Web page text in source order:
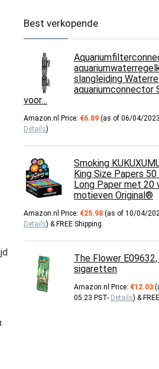
.
Best verkopende
slangleiding
aquariumconnector
voor…
Amazon.nl Price: €6.89 (as of 06/04/
Details)
Smoking
King Size Papers
Long Paper met 20
motieven Original®
Amazon.nl Price: €25.98 (as of 10/04/
Details) & FREE Shipping.
The Flower
sigaretten
Amazon.nl Price: €12.03
05:23 PST- Details) &